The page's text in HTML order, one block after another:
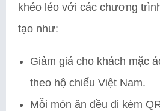
khéo léo với các chương
tạo như:
Giảm giá cho khách mặc
theo hộ chiếu Việt Nam.
Mỗi món ăn đều đi kèm